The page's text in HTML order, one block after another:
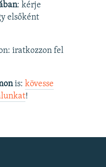
: kérje
elsőként
iratkozzon fel
is: kövesse
! ​